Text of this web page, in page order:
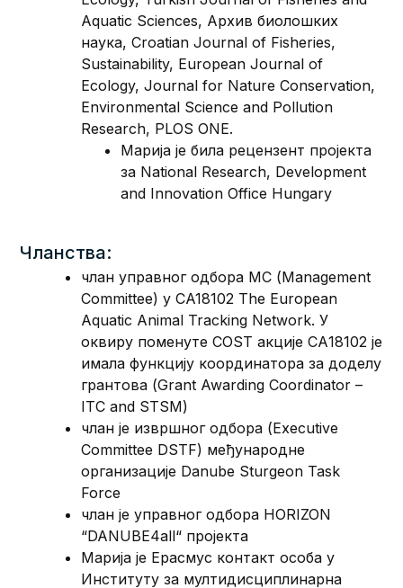
Aquatic Sciences, Архив биолошких
наука, Croatian Journal of Fisheries,
Sustainability, European Journal of
Ecology, Journal for Nature Conservation,
Environmental Science and Pollution
Research, PLOS ONE.
Марија је била рецензент пројекта
за National Research, Development
and Innovation Office Hungary
Чланства:
члан управног одбора МС (Management
Committee) у CA18102 The European
Aquatic Animal Tracking Network. У
оквиру поменуте COST акције СА18102 је
имала функцију координатора за доделу
грантова (Grant Awarding Coordinator –
ITC and STSM)
члан је извршног одбора (Еxecutive
Committee DSTF) међународне
организације Danube Sturgeon Task
Force
члан је управног одбора HORIZON
“DANUBE4all“ пројекта
Mарија је Ерасмус контакт особа у
Институту за мултидисциплинарна